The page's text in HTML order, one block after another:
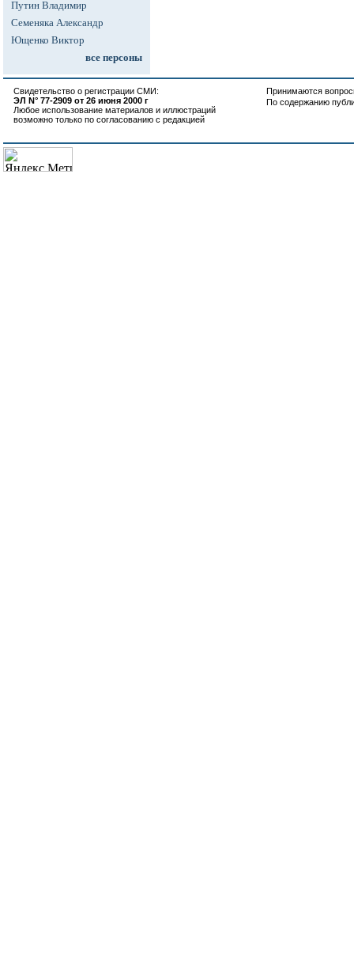
Путин Владимир
Семеняка Александр
Ющенко Виктор
все персоны
Свидетельство о регистрации СМИ:
ЭЛ N° 77-2909 от 26 июня 2000 г
Любое использование материалов и иллюстраций
возможно только по согласованию с редакцией
Принимаются
По содержанию